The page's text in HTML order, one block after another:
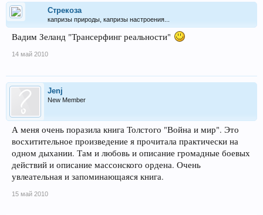
Стрекоза
капризы природы, капризы настроения...
Вадим Зеланд "Трансерфинг реальности"
14 май 2010
Jenj
New Member
А меня очень поразила книга Толстого "Война и мир". Это
восхитительное произведение я прочитала практически на
одном дыхании. Там и любовь и описание громадные боевых
действий и описание массонского ордена. Очень
увлеательная и запоминающаяся книга.
15 май 2010